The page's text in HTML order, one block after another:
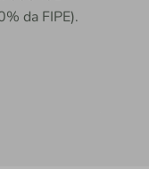
da FIPE).